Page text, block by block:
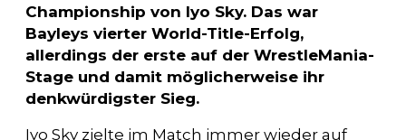
Championship von Iyo Sky. Das war
Bayleys vierter World-Title-Erfolg,
allerdings der erste auf der WrestleMania-
Stage und damit möglicherweise ihr
denkwürdigster Sieg.
Iyo Sky zielte im Match immer wieder auf